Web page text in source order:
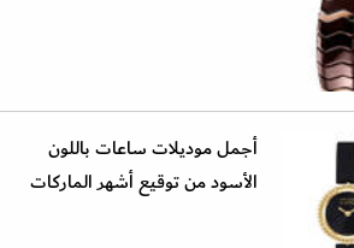
أجمل موديلات ساعات باللون
الأسود من توقيع أشهر الماركات